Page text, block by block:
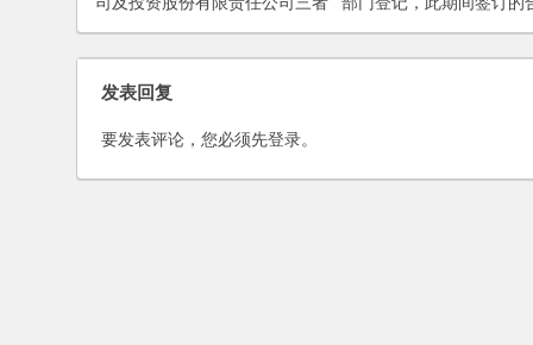
有何区别呢？(2006)
否有效？
发表回复
要发表评论，您必须先登录。